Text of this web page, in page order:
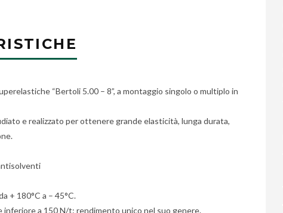
“Bertoli 5.00 – 8”, a montaggio singolo o multiplo in
e realizzato per ottenere grande elasticità, lunga durata,
+ 180°C a – 45°C.
inferiore a 150 N/t: rendimento unico nel suo genere.